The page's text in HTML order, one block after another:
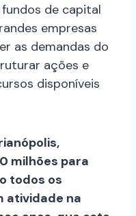
de capital
empresas
as demandas do
ações e
disponíveis
milhões para
todos os
atividade na